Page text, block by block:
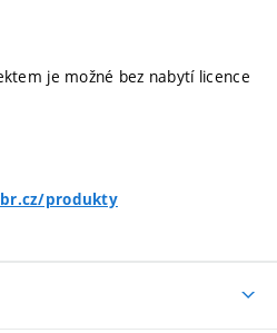
je možné bez nabytí licence
produkty